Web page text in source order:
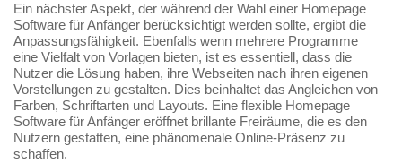
Ein nächster Aspekt, der während der Wahl einer Homepage
Software für Anfänger berücksichtigt werden sollte, ergibt die
Anpassungsfähigkeit. Ebenfalls wenn mehrere Programme
eine Vielfalt von Vorlagen bieten, ist es essentiell, dass die
Nutzer die Lösung haben, ihre Webseiten nach ihren eigenen
Vorstellungen zu gestalten. Dies beinhaltet das Angleichen von
Farben, Schriftarten und Layouts. Eine flexible Homepage
Software für Anfänger eröffnet brillante Freiräume, die es den
Nutzern gestatten, eine phänomenale Online-Präsenz zu
schaffen.